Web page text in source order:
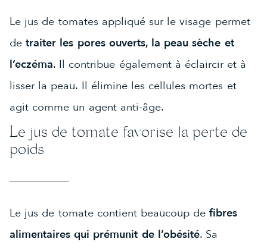
Le jus de tomates appliqué sur le visage permet
detraiter les pores ouverts, la peau sèche et
l’eczéma. Il contribue également à éclaircir et à
lisser la peau. Il élimine les cellules mortes et
agit comme un agent anti-âge.
Le jus de tomate favorise la perte de
poids
Le jus de tomate contient beaucoup defibres
alimentaires qui prémunit de l’obésité. Sa